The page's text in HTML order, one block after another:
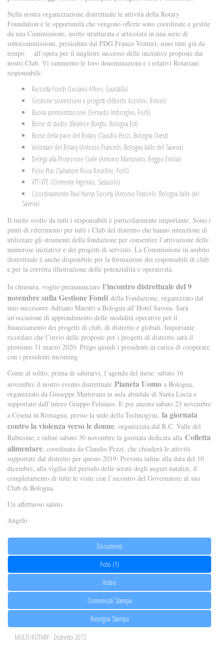
Nella nostra organizzazione distrettuale le attività della Rotary
Foundation e le opportunità che vengono offerte sono coordinate e gestite
da una Commissione, molto strutturata e articolata in una serie di
sottocommissioni, presieduta dal PDG Franco Venturi; sono tutti già da
tempo all’opera per il migliore successo delle iniziative proposte dai
nostri Club. Vi rammento le loro denominazioni e i relativi Rotariani
responsabili:
Raccolta Fondi (Luciano Alfieri, Guastalla)
Gestione sovvenzioni e progetti (Alberto Azzolini, Rimini)
Buona amministrazione (Fernado Imbroglini, Forlì)
Borse di studio (Beatrice Borghi, Bologna Est)
Borse della pace del Rotary (Claudio Pezzi, Bologna Ovest)
Volontari del Rotary (Antonio Fraticelli, Bologna Valle del Savena)
Delega alla Protezione Civile (Antonio Marturano, Reggio Emilia)
Polio Plus (Salvatore Ricca Rosellini, Forlì)
VTT-VTE (Clemente Ingenito, Sassuolo)
Coordinamento Paul Harrys Society (Antonio Fraticelli, Bologna Valle del
Savena)
Il ruolo svolto da tutti i responsabili è particolarmente importante. Sono i
punti di riferimento per tutti i Club del distretto che hanno intenzione di
utilizzare gli strumenti della fondazione per consentire l’attivazione delle
numerose iniziative e dei progetti di servizio. La Commissione in ambito
distrettuale è anche disponibile per la formazione dei responsabili di club
e per la corretta illustrazione delle potenzialità e operatività.
In chiusura, voglio preannunciare l’incontro distrettuale del 9
novembre sulla Gestione Fondi della Fondazione, organizzato dal
mio successore Adriano Maestri a Bologna all’Hotel Savoia. Sarà
un’occasione di apprendimento delle modalità operative per il
finanziamento dei progetti di club, di distretto e globali. Importante
ricordare che l’invio delle proposte per i progetti di distretto sarà il
prossimo 31 marzo 2020. Prego quindi i presidenti in carica di cooperare
con i presidenti incoming.
Come al solito, prima di salutarvi, l’agenda del mese: sabato 16
novembre il nostro evento distrettuale Pianeta Uomo a Bologna,
organizzato da Giuseppe Martorana in aula absidale di Santa Lucia e
supportato dall’intero Gruppo Felsineo. E poi ancora sabato 23 novembre
a Cesena in Romagna, presso la sede della Technogym, la giornata
contro la violenza verso le donne, organizzata dal R.C. Valle del
Rubicone; e infine sabato 30 novembre la giornata dedicata alla Colletta
alimentare, coordinata da Claudio Pezzi, che chiuderà le attività
supportate dal distretto per questo 2019. Prevista infine alla data del 10
dicembre, alla vigilia del periodo delle serate degli auguri natalizi, il
completamento di tutte le visite con l’incontro del Governatore al suo
Club di Bologna.
Un affettuoso saluto.
Angelo
Documenti
Foto (1)
Video
Comunicati Stampa
Rassegna Stampa
MULTI-ROTARY - Distretto 2072